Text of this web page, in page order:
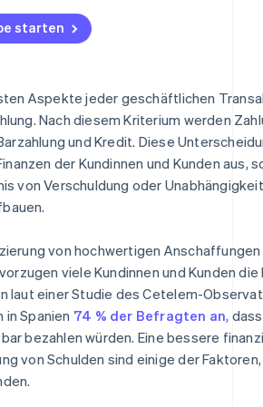
innen
werden in Spanien am
werden in Spanien am
starten
Aspekte jeder geschäftlichen
Nach diesem Kriterium werden
und Kredit. Diese
der Kundinnen und Kunden aus,
von Verschuldung oder
von hochwertigen
viele Kundinnen und Kunden die
laut einer Studie des Cetelem-
Spanien 74 % der Befragten an,
bezahlen würden. Eine bessere
von Schulden sind einige der